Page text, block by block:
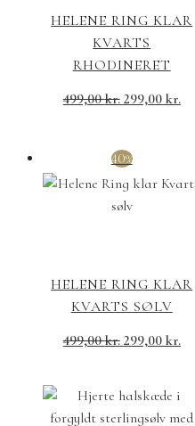
HELENE RING KLAR
KVARTS
RHODINERET
499,00kr. 299,00 kr.
40%
HELENE RING KLAR
KVARTS SØLV
499,00kr. 299,00 kr.